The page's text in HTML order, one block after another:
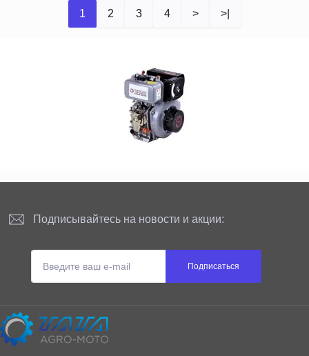
1 2 3 4 > >|
Подписывайтесь на новости и акции:
Подписаться